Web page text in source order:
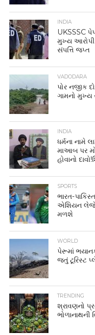
INDIA
UKSSSC
મુખ્ય આરોપી
સંપત્તિ જપ્ત
VADODARA
પોર નજીક
ગામનો મુખ્ય
INDIA
ધર્મના નામે
માઆબ પર
હોવાનો
SPORTS
ભારત-
એશિયન
મળશે
WORLD
પેરૂમાં
જતું ટૂરિસ્ટ
TRENDING
શ્રાવણનો